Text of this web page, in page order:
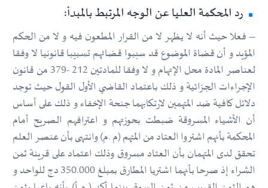
رد المحكمة العليا عن الوجه المرتبط بالمبدأ:
– فعلا حيث أنه لا يظهر لا من القرار المطعون فيه و لا من الحكم
المؤيد و أن قضاة الموضوع قد سببوا قضائهم تسبيبا قانونيا لا وفقا
لعناصر المادة محل الإتهام و لا وفقا للمادتين 212 -379 من قانون
الإجراءات الجزائية و ذلك باعتماد القاضي الأول القول حيث توجد
دلائل كافية ضد المتهمين لارتكابهما جنحة الإخفاء و ذلك على أساس
أن الأشياء المسروقة ضبطت بحوزتهم و اعترافهم الصريح أمام
المحكمة بأنهم اشتروا العتاد من المتهم (م .م) وانتهى بأن عنصر العلم
تحقق لدى المتهمان بأن العتاد مسروق وذلك اعتماد على قرينة ثمن
الشراء إذ صرحا بأنهما اشتريا المطارق بمبلغ 350.000 دج للواحد و